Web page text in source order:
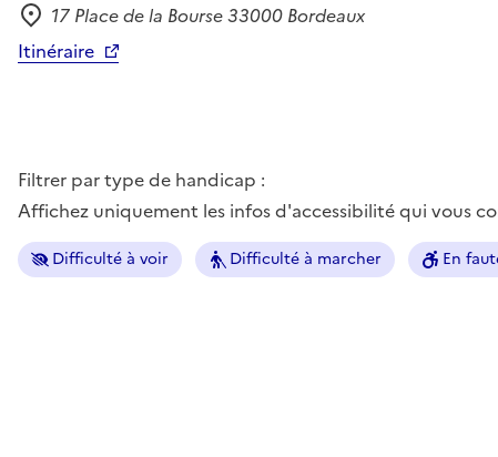
Adresse
17 Place de la Bourse 33000 Bordeaux
Itinéraire
Filtrer par type de handicap :
Affichez uniquement les infos d'accessibilité qui vous
Difficulté à voir Difficulté à marcher En